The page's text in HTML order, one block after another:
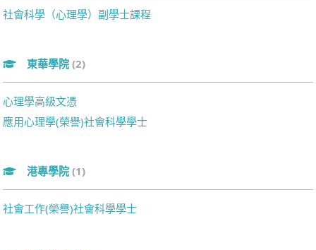
社會科學（心理學）副學士課程
東華學院 (2)
心理學高級文憑
應用心理學(榮譽)社會科學學士
港專學院 (1)
社會工作(榮譽)社會科學學士